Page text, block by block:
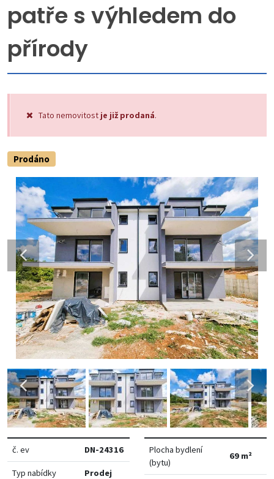
patře s výhledem do
přírody
Tato nemovitost je již prodaná.
Prodáno
č. ev DN-24316
Typ nabídky Prodej
Plocha bydlení
(bytu)
69 m²